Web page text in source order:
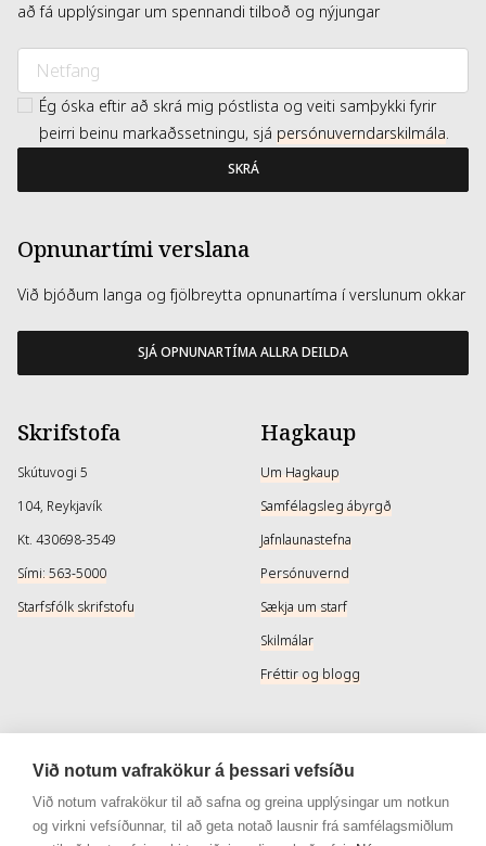
að fá upplýsingar um spennandi tilboð og nýjungar
Ég óska eftir að skrá mig póstlista og veiti samþykki fyrir
þeirri beinu markaðssetningu, sjá persónuverndarskilmála.
SKRÁ
Opnunartími verslana
Við bjóðum langa og fjölbreytta opnunartíma í verslunum okkar
SJÁ OPNUNARTÍMA ALLRA DEILDA
Skrifstofa
Skútuvogi 5
104, Reykjavík
Kt. 430698-3549
Sími: 563-5000
Starfsfólk skrifstofu
Hagkaup
Um Hagkaup
Samfélagsleg ábyrgð
Jafnlaunastefna
Persónuvernd
Sækja um starf
Skilmálar
Fréttir og blogg
Þjónusta
Afhendingarmöguleikar
Skilareglur
Samfélagsmiðlar
Instagram
Instagram - Snyrtivara
Við notum vafrakökur á þessari vefsíðu
Við notum vafrakökur til að safna og greina upplýsingar um notkun
og virkni vefsíðunnar, til að geta notað lausnir frá samfélagsmiðlum